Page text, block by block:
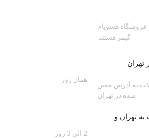
هسویام
گیمز هستند
تهران
به آدرس معین
شده در تهران
همان روز
تهران و
2 الی 3 روز